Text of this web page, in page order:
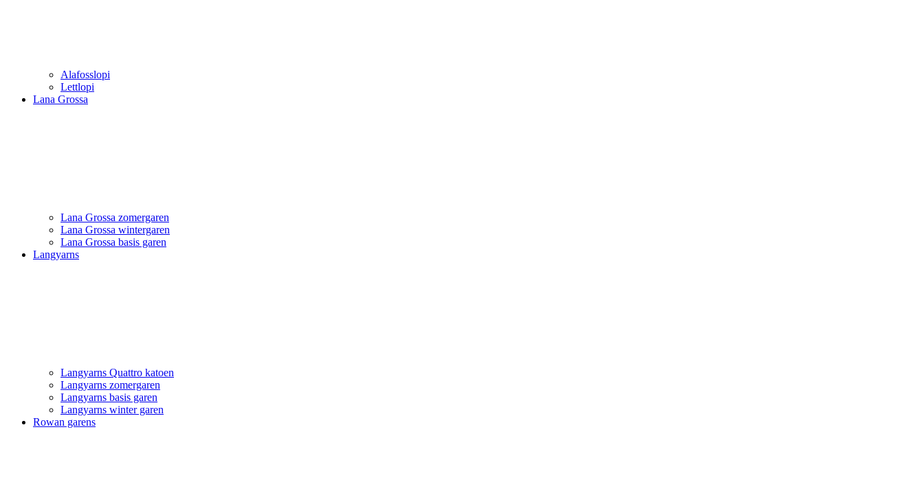
Alafosslopi
Lettlopi
Lana Grossa
Lana Grossa zomergaren
Lana Grossa wintergaren
Lana Grossa basis garen
Langyarns
Langyarns Quattro katoen
Langyarns zomergaren
Langyarns basis garen
Langyarns winter garen
Rowan garens